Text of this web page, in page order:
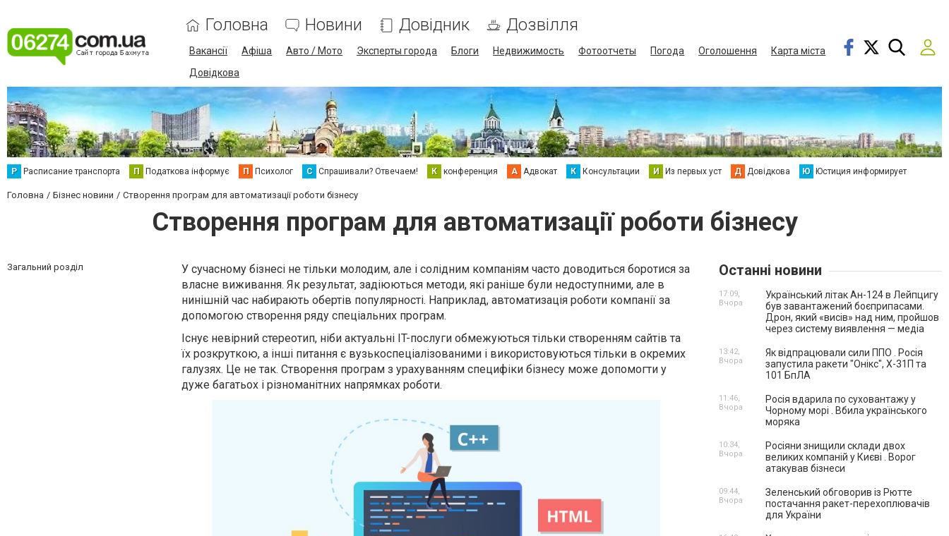
Головна Новини Довідник Дозвілля
Вакансії Афіша Авто / Мото Эксперты города Блоги Недвижимость Фотоотчеты Погода Оголошення
Карта міста
Довідкова
Р Расписание транспорта П Податкова інформує П Психолог С Спрашивали? Отвечаем! К конференция А Адвокат К Консультации И Из первых уст Д Довідкова Ю Юстиция информирует
Головна Бізнес новини Створення програм для автоматизації роботи бізнесу
Створення програм для автоматизації роботи бізнесу
Загальний розділ
У сучасному бізнесі не тільки молодим, але і солідним компаніям часто доводиться боротися за
власне виживання. Як результат, задіюються методи, які раніше були недоступними, але в
нинішній час набирають обертів популярності. Наприклад, автоматизація роботи компанії за
допомогою створення ряду спеціальних програм.
Існує невірний стереотип, ніби актуальні IT-послуги обмежуються тільки створенням сайтів та
їх розкруткою, а інші питання є вузькоспеціалізованими і використовуються тільки в окремих
галузях. Це не так. Створення програм з урахуванням специфіки бізнесу може допомогти у
дуже багатьох і різноманітних напрямках роботи.
Останні новини
Український літак Ан-124 в Лейпцигу
був завантажений боєприпасами.
Дрон, який «висів» над ним, пройшов
через систему виявлення — медіа
17:09,
Вчора
Як відпрацювали сили ППО . Росія
запустила ракети "Онікс", Х-31П та
101 БпЛА
13:42,
Вчора
Росія вдарила по суховантажу у
Чорному морі . Вбила українського
моряка
11:46,
Вчора
Росіяни знищили склади двох
великих компаній у Києві . Ворог
атакував бізнеси
10:34,
Вчора
Зеленський обговорив із Рютте
постачання ракет-перехоплювачів
для України
09:44,
Вчора